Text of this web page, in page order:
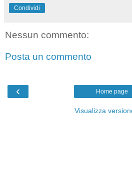
Condividi
Nessun commento:
Posta un commento
‹ Home page
Visualizza